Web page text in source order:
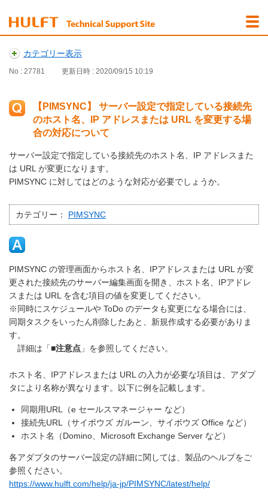
カテゴリー表示
No : 27781 更新日時 : 2020/09/15 10:19
【PIMSYNC】 サーバー設定で指定している接続先
のホスト名、IP アドレスまたは URL を変更する場
合の対応について
サーバー設定で指定している接続先のホスト名、IP アドレスまた
は URL が変更になります。
PIMSYNC に対してはどのような対応が必要でしょうか。
カテゴリー： PIMSYNC
PIMSYNC の管理画面からホスト名、IPアドレスまたは URL が変
更された接続先のサーバー編集画面を開き、ホスト名、IPアドレ
スまたは URL を含む項目の値を変更してください。
※同時にスケジュールや ToDo のデータも変更になる場合には、
同期タスクをいったん削除したあと、新規作成する必要がありま
す。
詳細は「■注意点 」を参照してください。
ホスト名、IPアドレスまたは URL の入力が必要な項目は、アダプ
タにより名称が異なります。以下に例を記載します。
同期用URL（e セールスマネージャー など）
接続先URL（サイボウズ ガルーン、サイボウズ Office など）
ホスト名（Domino、Microsoft Exchange Server など）
各アダプタのサーバー設定の詳細に関しては、製品のヘルプをご
参照ください。
https://www.hulft.com/help/ja-jp/PIMSYNC/latest/help/